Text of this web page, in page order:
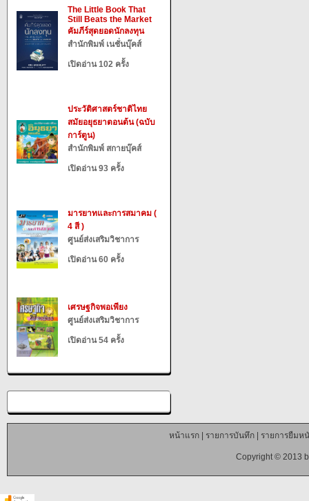
The Little Book That
Still Beats the Market
คัมภีร์สุดยอดนักลงทุน
สำนักพิมพ์ เนชั่นบุ๊คส์
เปิดอ่าน 102 ครั้ง
ประวัติศาสตร์ชาติไทย
สมัยอยุธยาตอนต้น (ฉบับ
การ์ตูน)
สำนักพิมพ์ สกายบุ๊คส์
เปิดอ่าน 93 ครั้ง
มารยาทและการสมาคม (
4 สี )
ศูนย์ส่งเสริมวิชาการ
เปิดอ่าน 60 ครั้ง
เศรษฐกิจพอเพียง
ศูนย์ส่งเสริมวิชาการ
เปิดอ่าน 54 ครั้ง
หน้าแรก| รายการบันทึก| รายการยืมห
Copyright © 2013